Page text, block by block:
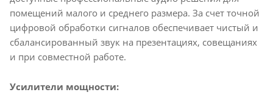
помещений малого и среднего размера. За счет точной
цифровой обработки сигналов обеспечивает чистый и
сбалансированный звук на презентациях, совещаниях
и при совместной работе.
Усилители мощности: